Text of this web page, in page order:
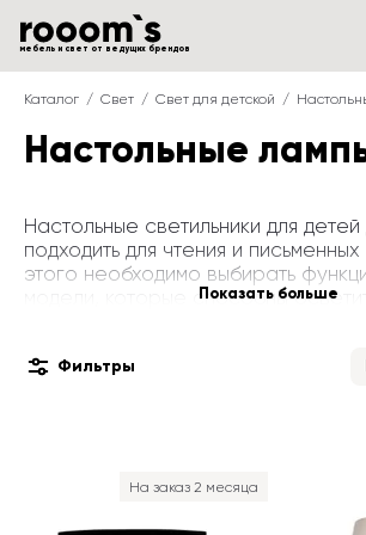
мебель и свет от ведущих брендов
Каталог Свет Свет для детской
Настольные
Настольные светильники для
подходить для чтения и
этого необходимо выбирать
модели, которые способны
Показать больше
Фильтры
На заказ 2 месяца